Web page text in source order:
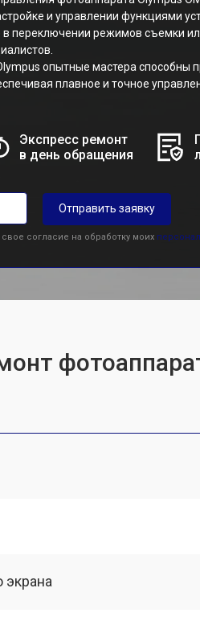
и управлении функциями
в переключении режимов съемки
опытные мастера способны
плавное и точное
Экспресс ремонт
в день обращения
Отправить заявку
согласие на обработку моих
экрана